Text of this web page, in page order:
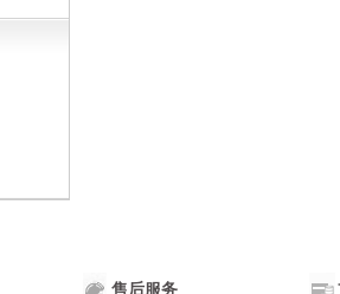
售后服务